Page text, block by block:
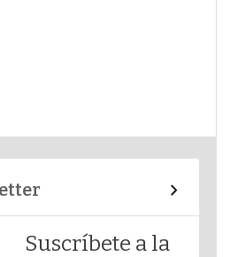
Suscríbete a la